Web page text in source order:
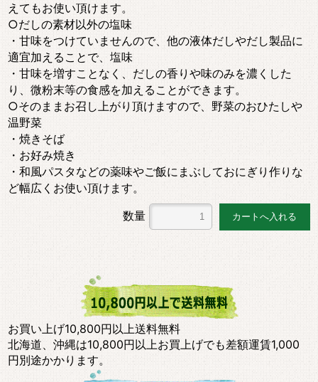
えてもお使い頂けます。
○だしの素材以外の塩味
・甘味をつけていませんので、他の液体だしやだし製品に
適宜加えることで、塩味
・甘味を増すことなく、だしの香りや味のみを濃くした
り、微粉末等の食感を加えることができます。
○そのままお召し上がり頂けますので、野菜のおひたしや
温野菜
・焼きそば
・お好み焼き
・和風パスタなどの薬味やご飯にまぶしておにぎり作りな
ど幅広くお使い頂けます。
数量
お買い上げ10,800円以上送料無料
北海道、沖縄は10,800円以上お買上げでも差額運賃1,000
円別途かかります。